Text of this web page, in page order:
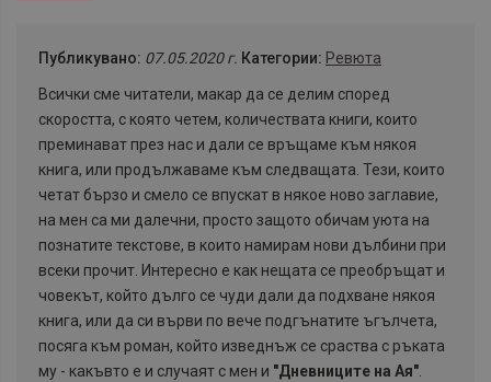
Публикувано: 07.05.2020 г. Категории: Ревюта
Всички сме читатели, макар да се делим според
скоростта, с която четем, количествата книги, които
преминават през нас и дали се връщаме към някоя
книга, или продължаваме към следващата. Тези, които
четат бързо и смело се впускат в някое ново заглавие,
на мен са ми далечни, просто защото обичам уюта на
познатите текстове, в които намирам нови дълбини при
всеки прочит. Интересно е как нещата се преобръщат и
човекът, който дълго се чуди дали да подхване някоя
книга, или да си върви по вече подгънатите ъгълчета,
посяга към роман, който изведнъж се сраства с ръката
му - какъвто е и случаят с мен и "Дневниците на Ая".